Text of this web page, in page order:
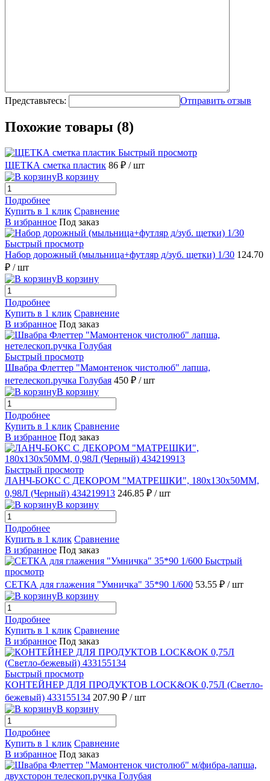
Представьтесь: Отправить отзыв
Похожие товары (8)
Быстрый просмотр
ЩЕТКА сметка пластик 86 ₽ / шт
В корзину
Подробнее
Купить в 1 клик Сравнение
В избранное Под заказ
Быстрый просмотр
Набор дорожный (мыльница+футляр д/зуб. щетки) 1/30 124.70
₽ / шт
В корзину
Подробнее
Купить в 1 клик Сравнение
В избранное Под заказ
Быстрый просмотр
Швабра Флеттер "Мамонтенок чистолюб" лапша,
нетелескоп.ручка Голубая 450 ₽ / шт
В корзину
Подробнее
Купить в 1 клик Сравнение
В избранное Под заказ
Быстрый просмотр
ЛАНЧ-БОКС С ДЕКОРОМ "МАТРЕШКИ", 180x130x50ММ,
0,98Л (Черный) 434219913 246.85 ₽ / шт
В корзину
Подробнее
Купить в 1 клик Сравнение
В избранное Под заказ
Быстрый
просмотр
СЕТКА для глажения "Умничка" 35*90 1/600 53.55 ₽ / шт
В корзину
Подробнее
Купить в 1 клик Сравнение
В избранное Под заказ
Быстрый просмотр
КОНТЕЙНЕР ДЛЯ ПРОДУКТОВ LOCK&OK 0,75Л (Светло-
бежевый) 433155134 207.90 ₽ / шт
В корзину
Подробнее
Купить в 1 клик Сравнение
В избранное Под заказ